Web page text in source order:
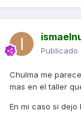
Publicado
Chulma me
mas en el taller
En mi caso si